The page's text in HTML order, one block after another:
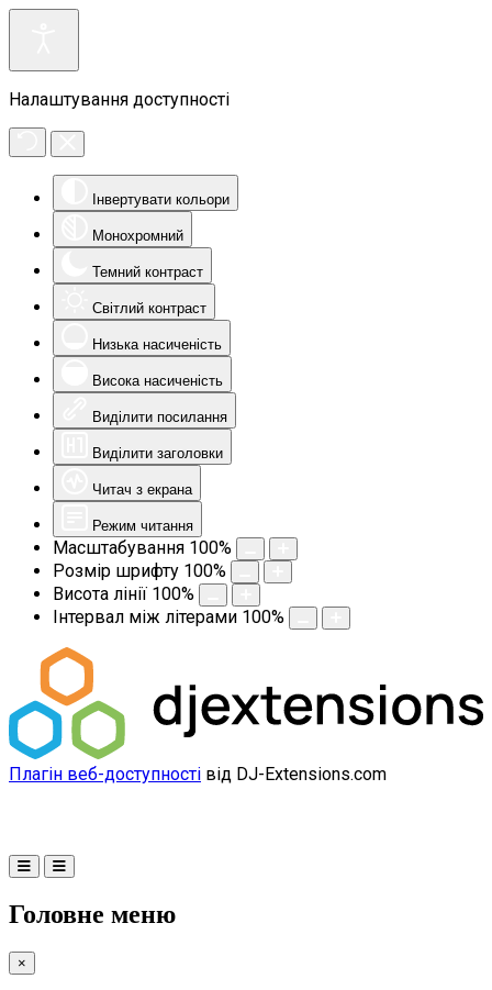
Налаштування доступності
Інвертувати кольори
Монохромний
Темний контраст
Світлий контраст
Низька насиченість
Висока насиченість
Виділити посилання
Виділити заголовки
Читач з екрана
Режим читання
Масштабування 100%
Розмір шрифту 100%
Висота лінії 100%
Інтервал між літерами 100%
Плагін веб-доступності від DJ-Extensions.com
Головне меню
×